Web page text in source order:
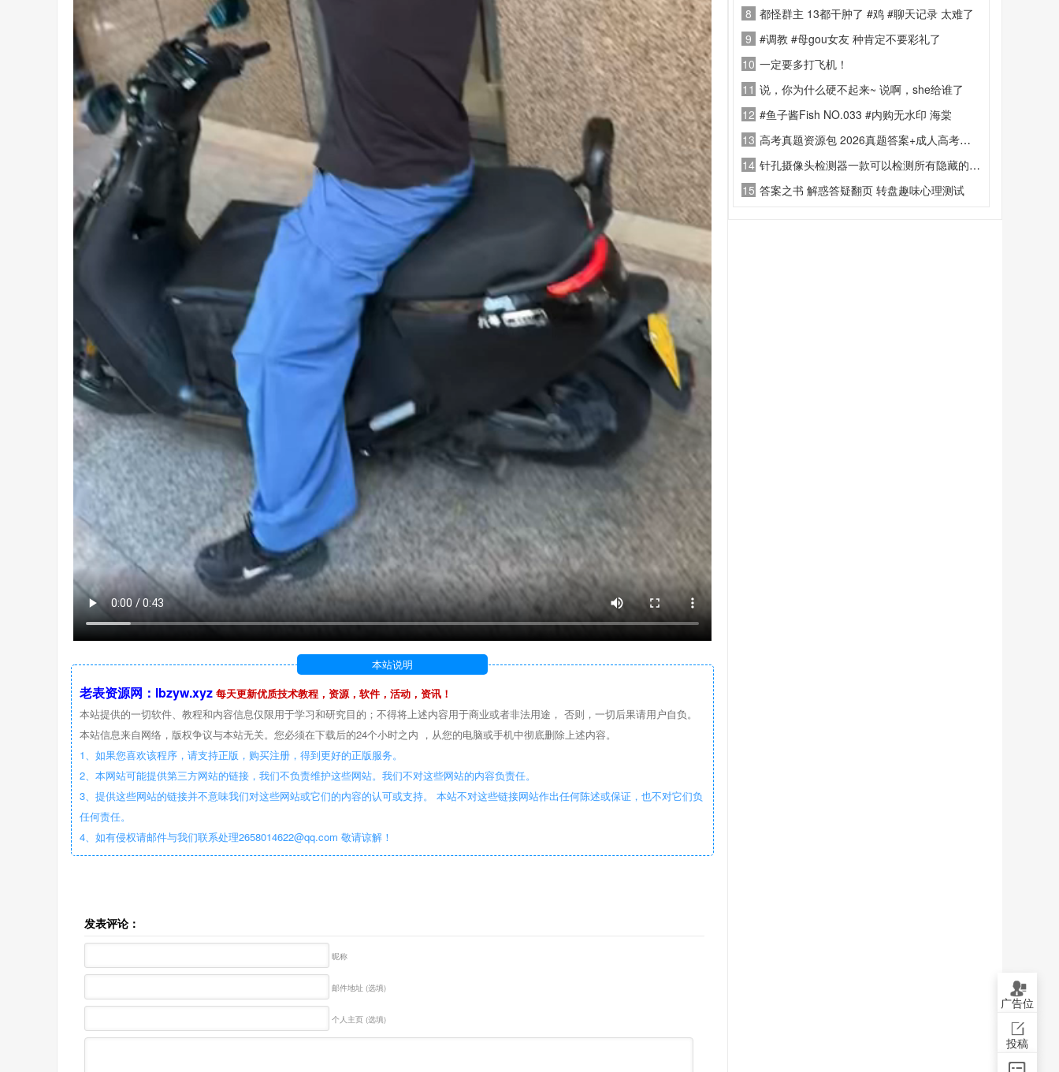
本站说明
老表资源网：lbzyw.xyz 每天更新优质技术教程，资源，软件，活动，资讯！
本站提供的一切软件、教程和内容信息仅限用于学习和研究目的；不得将上述内容用于商业或者非法用途， 否则，一切后果请用户自负。
本站信息来自网络，版权争议与本站无关。您必须在下载后的24个小时之内 ，从您的电脑或手机中彻底删除上述内容。
1、如果您喜欢该程序，请支持正版，购买注册，得到更好的正版服务。
2、本网站可能提供第三方网站的链接，我们不负责维护这些网站。我们不对这些网站的内容负责任。
3、提供这些网站的链接并不意味我们对这些网站或它们的内容的认可或支持。 本站不对这些链接网站作出任何陈述或保证，也不对它们负
任何责任。
4、如有侵权请邮件与我们联系处理2658014622@qq.com 敬请谅解！
发表评论：
昵称
邮件地址 (选填)
个人主页 (选填)
8 都怪群主 13都干肿了 #鸡 #聊天记录 太难了
9 #调教 #母gou女友 种肯定不要彩礼了
10 一定要多打飞机！
11 说，你为什么硬不起来~ 说啊，she给谁了
12 #鱼子酱Fish NO.033 #内购无水印 海棠
13 高考真题资源包 2026真题答案+成人高考资料
14 针孔摄像头检测器一款可以检测所有隐藏的针孔摄像头，防止偷拍
15 答案之书 解惑答疑翻页 转盘趣味心理测试
广告位
投稿